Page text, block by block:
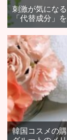
刺激が気にな
「代替成分」
韓国コスメの